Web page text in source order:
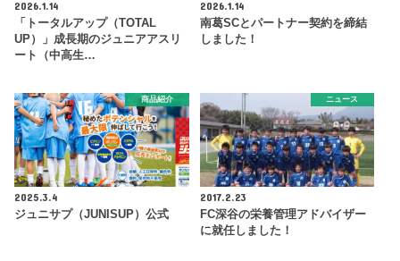
2026.1.14
「トータルアップ（TOTAL
UP）」成長期のジュニアアスリ
ート（中高生…
2026.1.14
南葛SCとパートナー契約を締結
しました！
商品紹介
2025.3.4
ジュニサプ（JUNISUP）公式
ニュース
2017.2.23
FC深谷の栄養管理アドバイザー
に就任しました！